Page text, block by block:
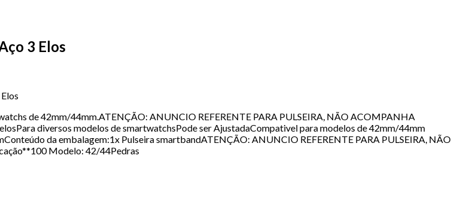
3 Elos
de 42mm/44mm.ATENÇÃO: ANUNCIO REFERENTE PARA PULSEIRA, NÃO ACOMPANHA
diversos modelos de smartwatchsPode ser AjustadaCompativel para modelos de 42mm/44mm
da embalagem:1x Pulseira smartbandATENÇÃO: ANUNCIO REFERENTE PARA PULSEIRA, NÃO
Modelo: 42/44Pedras